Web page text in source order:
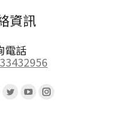
資訊
電話
TwitterYouTubeInstagram